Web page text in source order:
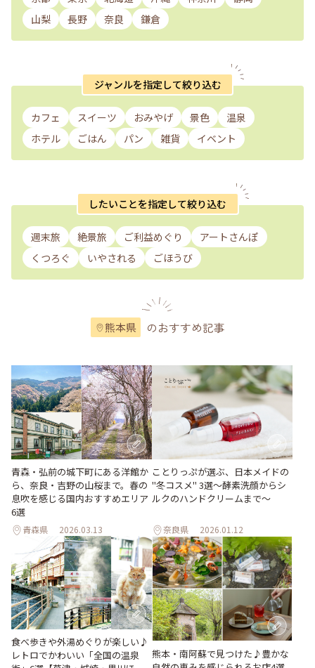
山梨
長野 奈良 鎌倉
ジャンルを指定して絞り込む
カフェ スイーツ おみやげ 景色
温泉
ホテル
ごはん パン 雑貨 イベント
したいことを指定して絞り込む
週末旅 絶景旅 ご利益めぐり
アートさんぽ
くつろぐ
いやされる ごほうび
熊本県 のおすすめ記事
青森・弘前の城下町にある洋館か
ら、奈良・吉野の山桜まで。春の
息吹を感じる国内おすすめエリア
6選
青森県 2026.03.13
ことりっぷが選ぶ、日本メイドの
"冬コスメ" 3選～酵素洗顔からシ
ルクのハンドクリームまで～
奈良県 2026.01.12
食べ歩きや外湯めぐりが楽しい♪
レトロでかわいい「全国の温泉
熊本・南阿蘇で見つけた♪豊かな